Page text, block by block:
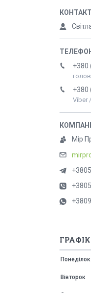
+380
+380
Viber
Мір
Понеділок
Вівторок